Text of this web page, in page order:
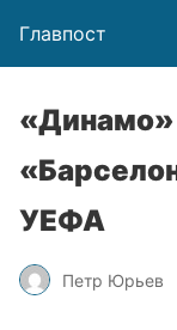
Главпост
«Динамо»
УЕФА
Петр Юрьев